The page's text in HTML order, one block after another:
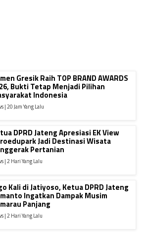
Gresik Raih TOP BRAND AWARDS
Bukti Tetap Menjadi Pilihan
Indonesia
| 20 Jam Yang Lalu
DPRD Jateng Apresiasi EK View
Jadi Destinasi Wisata
Pertanian
| 2 Hari Yang Lalu
Kali di Jatiyoso, Ketua DPRD Jateng
Ingatkan Dampak Musim
Panjang
| 2 Hari Yang Lalu